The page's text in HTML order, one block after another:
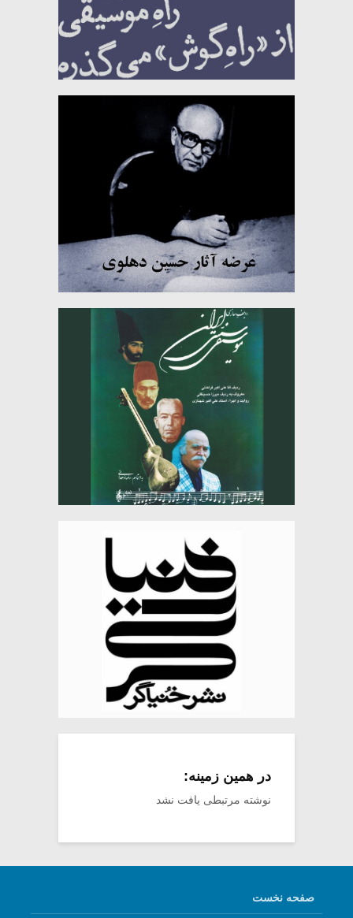
در همین زمینه:
نوشته مرتبطی یافت نشد
صفحه نخست